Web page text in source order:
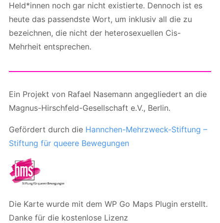
Held*innen noch gar nicht existierte. Dennoch ist es
heute das passendste Wort, um inklusiv all die zu
bezeichnen, die nicht der heterosexuellen Cis-
Mehrheit entsprechen.
Ein Projekt von Rafael Nasemann angegliedert an die
Magnus-Hirschfeld-Gesellschaft e.V., Berlin.
Gefördert durch die Hannchen-Mehrzweck-Stiftung –
Stiftung für queere Bewegungen
Die Karte wurde mit dem WP Go Maps Plugin erstellt.
Danke für die kostenlose Lizenz